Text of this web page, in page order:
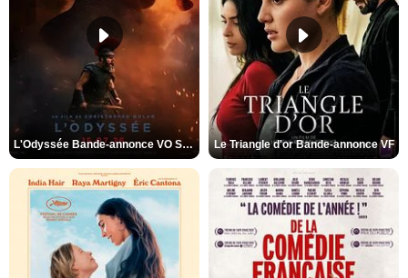
L'Odyssée Bande-annonce VO STFR Le Triangle d'or Bande-annonce VF